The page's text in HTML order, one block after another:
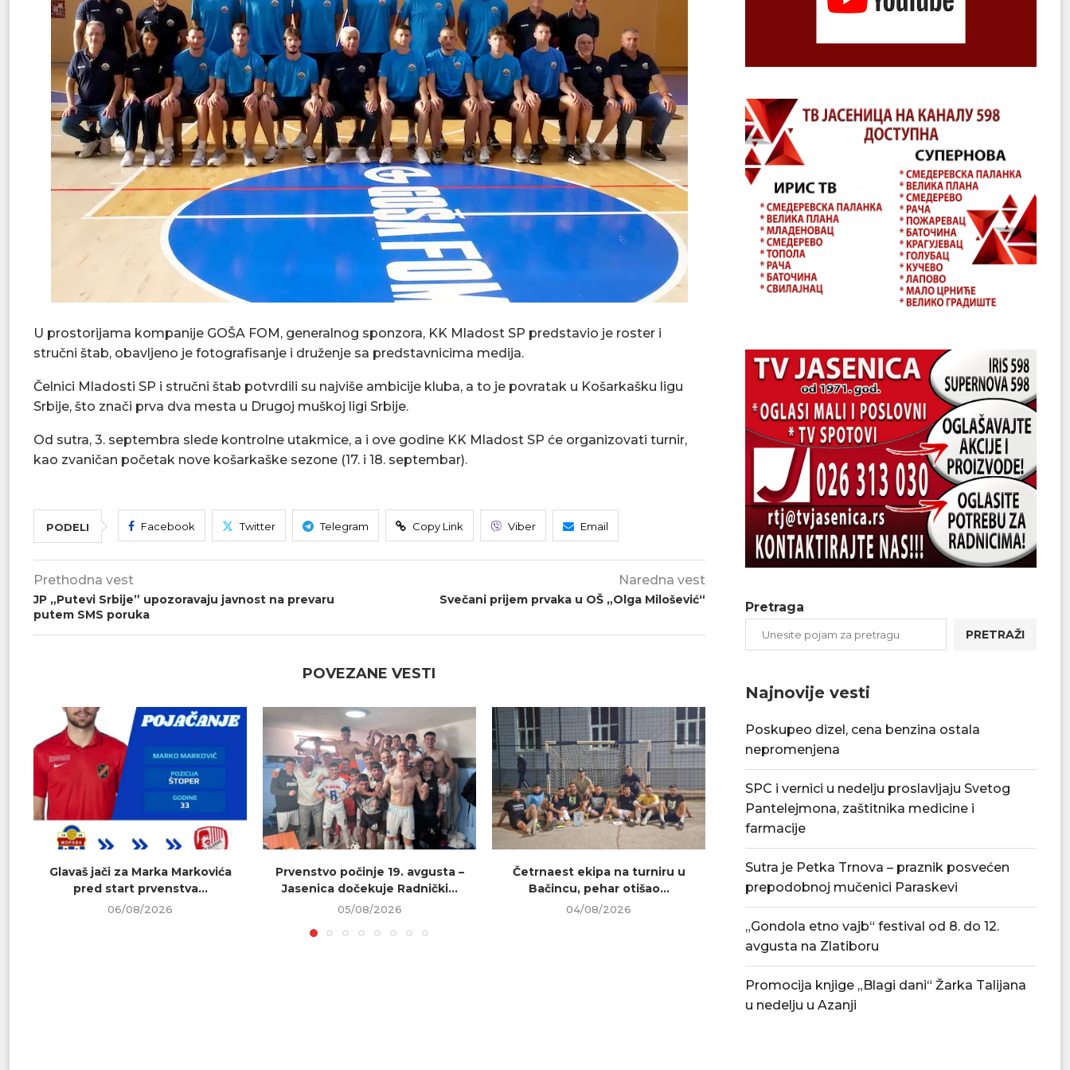
U prostorijama kompanije GOŠA FOM, generalnog sponzora, KK Mladost SP predstavio je roster i
stručni štab, obavljeno je fotografisanje i druženje sa predstavnicima medija.
Čelnici Mladosti SP i stručni štab potvrdili su najviše ambicije kluba, a to je povratak u Košarkašku ligu
Srbije, što znači prva dva mesta u Drugoj muškoj ligi Srbije.
Od sutra, 3. septembra slede kontrolne utakmice, a i ove godine KK Mladost SP će organizovati turnir,
kao zvaničan početak nove košarkaške sezone (17. i 18. septembar).
PODELI Facebook Twitter Telegram Copy Link Viber Email
Prethodna vest
JP „Putevi Srbije” upozoravaju javnost na prevaru
putem SMS poruka
Naredna vest
Svečani prijem prvaka u OŠ „Olga Milošević“
POVEZANE VESTI
Glavaš jači za Marka Markovića
pred start prvenstva...
06/08/2026
Prvenstvo počinje 19. avgusta –
Jasenica dočekuje Radnički...
05/08/2026
Četrnaest ekipa na turniru u
Bačincu, pehar otišao...
04/08/2026
Poznat raspored Podunavske
okružne lige, sezona počinje 22....
04/08/2026
FK Jasenica
03/08/
Pretraga
PRETRAŽI
Najnovije vesti
Poskupeo dizel, cena benzina ostala
nepromenjena
SPC i vernici u nedelju proslavljaju Svetog
Pantelejmona, zaštitnika medicine i
farmacije
Sutra je Petka Trnova – praznik posvećen
prepodobnoj mučenici Paraskevi
„Gondola etno vajb“ festival od 8. do 12.
avgusta na Zlatiboru
Promocija knjige „Blagi dani“ Žarka Talijana
u nedelju u Azanji